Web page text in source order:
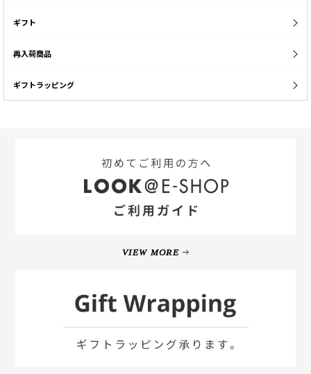
ギフト
再入荷商品
ギフトラッピング
VIEW MORE